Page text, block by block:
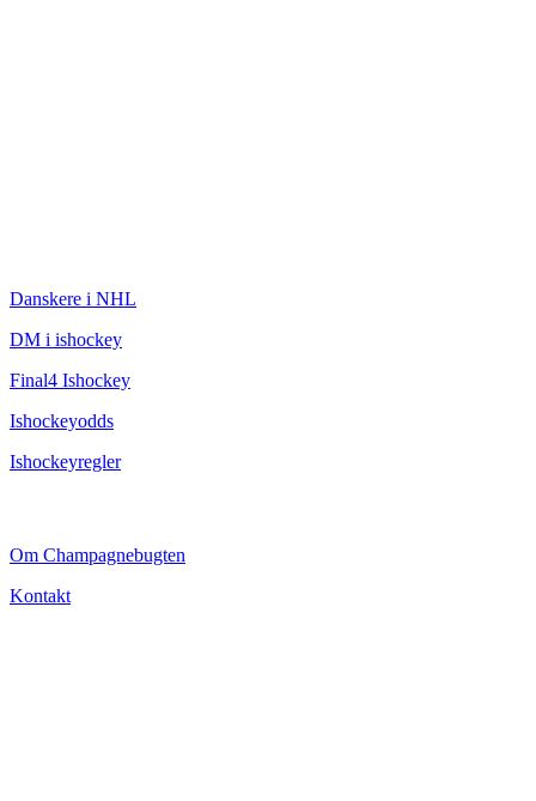
Danskere i NHL
DM i ishockey
Final4 Ishockey
Ishockeyodds
Ishockeyregler
Om Champagnebugten
Kontakt